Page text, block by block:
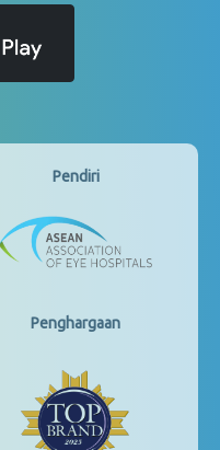
Pendiri
Penghargaan